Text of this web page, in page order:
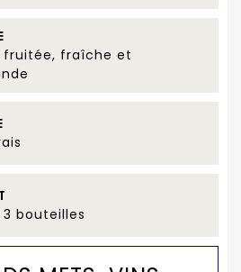
fruitée, fraîche et
bouteilles